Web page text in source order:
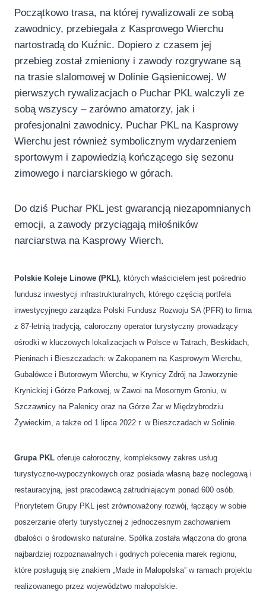
Początkowo trasa, na której rywalizowali ze sobą
zawodnicy, przebiegała z Kasprowego Wierchu
nartostradą do Kuźnic. Dopiero z czasem jej
przebieg został zmieniony i zawody rozgrywane są
na trasie slalomowej w Dolinie Gąsienicowej. W
pierwszych rywalizacjach o Puchar PKL walczyli ze
sobą wszyscy – zarówno amatorzy, jak i
profesjonalni zawodnicy. Puchar PKL na Kasprowy
Wierchu jest również symbolicznym wydarzeniem
sportowym i zapowiedzią kończącego się sezonu
zimowego i narciarskiego w górach.
Do dziś Puchar PKL jest gwarancją niezapomnianych
emocji, a zawody przyciągają miłośników
narciarstwa na Kasprowy Wierch.
Polskie Koleje Linowe (PKL) , których właścicielem jest pośrednio
fundusz inwestycji infrastrukturalnych, którego częścią portfela
inwestycyjnego zarządza Polski Fundusz Rozwoju SA (PFR) to firma
z 87-letnią tradycją, całoroczny operator turystyczny prowadzący
ośrodki w kluczowych lokalizacjach w Polsce w Tatrach, Beskidach,
Pieninach i Bieszczadach: w Zakopanem na Kasprowym Wierchu,
Gubałówce i Butorowym Wierchu, w Krynicy Zdrój na Jaworzynie
Krynickiej i Górze Parkowej, w Zawoi na Mosornym Groniu, w
Szczawnicy na Palenicy oraz na Górze Żar w Międzybrodziu
Żywieckim, a także od 1 lipca 2022 r. w Bieszczadach w Solinie.
Grupa PKL oferuje całoroczny, kompleksowy zakres usług
turystyczno-wypoczynkowych oraz posiada własną bazę noclegową i
restauracyjną, jest pracodawcą zatrudniającym ponad 600 osób.
Priorytetem Grupy PKL jest zrównoważony rozwój, łączący w sobie
poszerzanie oferty turystycznej z jednoczesnym zachowaniem
dbałości o środowisko naturalne. Spółka została włączona do grona
najbardziej rozpoznawalnych i godnych polecenia marek regionu,
które posługują się znakiem „Made in Małopolska” w ramach projektu
realizowanego przez województwo małopolskie.